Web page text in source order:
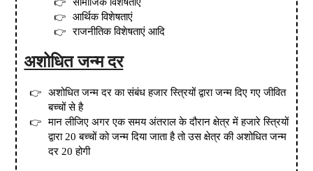
सामाजिक विशेषताएं
आर्थिक विशेषताएं
राजनीतिक विशेषताएं आदि
अशोधित जन्म दर
अशोधित जन्म दर का संबंध हजार स्त्रियों द्वारा जन्म दिए गए जीवित
बच्चों से है
मान लीजिए अगर एक समय अंतराल के दौरान क्षेत्र में हजारे स्त्रियों
द्वारा 20 बच्चों को जन्म दिया जाता है तो उस क्षेत्र की अशोधित जन्म
दर 20 होगी